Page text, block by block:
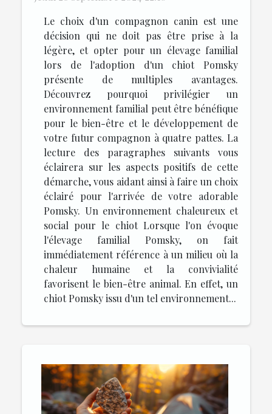
Le choix d'un compagnon canin est une
décision qui ne doit pas être prise à la
légère, et opter pour un élevage familial
lors de l'adoption d'un chiot Pomsky
présente de multiples avantages.
Découvrez pourquoi privilégier un
environnement familial peut être bénéfique
pour le bien-être et le développement de
votre futur compagnon à quatre pattes. La
lecture des paragraphes suivants vous
éclairera sur les aspects positifs de cette
démarche, vous aidant ainsi à faire un choix
éclairé pour l'arrivée de votre adorable
Pomsky. Un environnement chaleureux et
social pour le chiot Lorsque l'on évoque
l'élevage familial Pomsky, on fait
immédiatement référence à un milieu où la
chaleur humaine et la convivialité
favorisent le bien-être animal. En effet, un
chiot Pomsky issu d'un tel environnement...